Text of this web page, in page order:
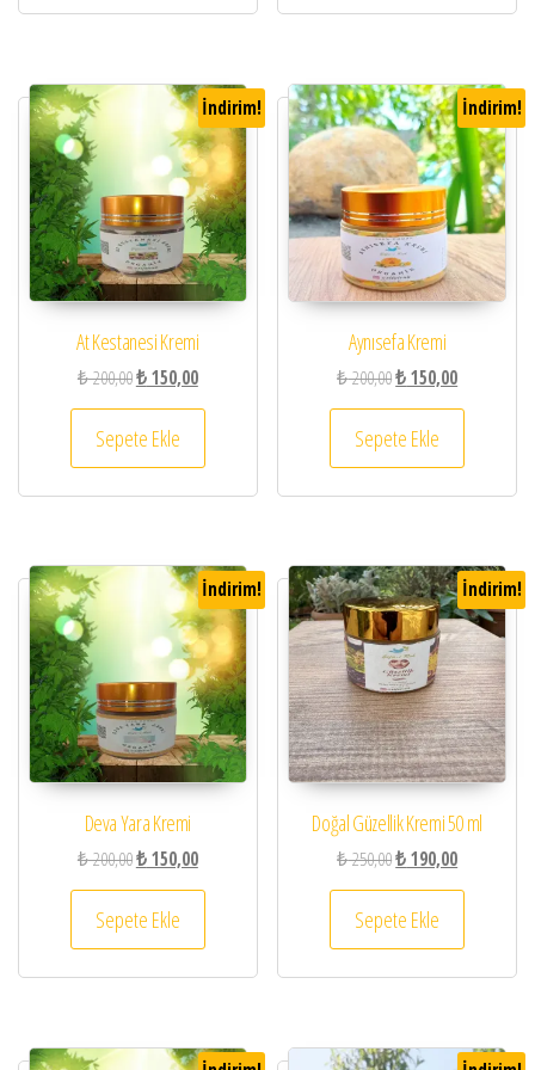
İndirim!
At Kestanesi Kremi
₺200,00Orijinal fiyat: ₺ 200,00.
₺150,00Şu andaki fiyat: ₺ 150,00.
Sepete Ekle
İndirim!
Aynısefa Kremi
₺200,00Orijinal fiyat: ₺ 200,00.
₺150,00Şu andaki
Sepete Ekle
İndirim!
Deva Yara Kremi
₺200,00Orijinal fiyat: ₺ 200,00.
₺150,00Şu andaki fiyat: ₺ 150,00.
Sepete Ekle
İndirim!
Doğal Güzellik Kremi 50 ml
₺250,00Orijinal fiyat: ₺ 250,00.
₺190,00Şu andaki
Sepete Ekle